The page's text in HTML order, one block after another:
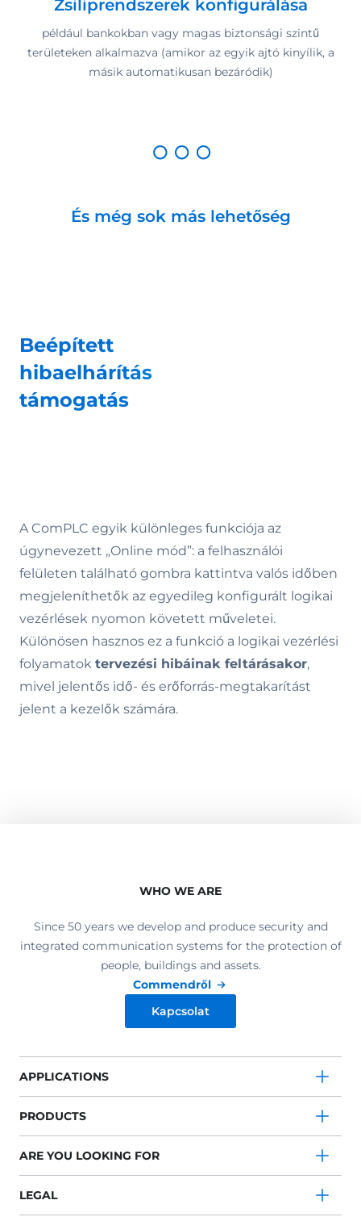
Zsiliprendszerek konfigurálása
például bankokban vagy magas biztonsági szintű
területeken alkalmazva (amikor az egyik ajtó kinyílik, a
másik automatikusan bezáródik)
És még sok más lehetőség
Beépített
hibaelhárítás
támogatás
A ComPLC egyik különleges funkciója az
úgynevezett „Online mód”: a felhasználói
felületen található gombra kattintva valós időben
megjeleníthetők az egyedileg konfigurált logikai
vezérlések nyomon követett műveletei.
Különösen hasznos ez a funkció a logikai vezérlési
folyamatok tervezési hibáinak feltárásakor,
mivel jelentős idő- és erőforrás-megtakarítást
jelent a kezelők számára.
WHO WE ARE
Since 50 years we develop and produce security and
integrated communication systems for the protection of
people, buildings and assets.
Commendről
Kapcsolat
APPLICATIONS
PRODUCTS
ARE YOU LOOKING FOR
LEGAL